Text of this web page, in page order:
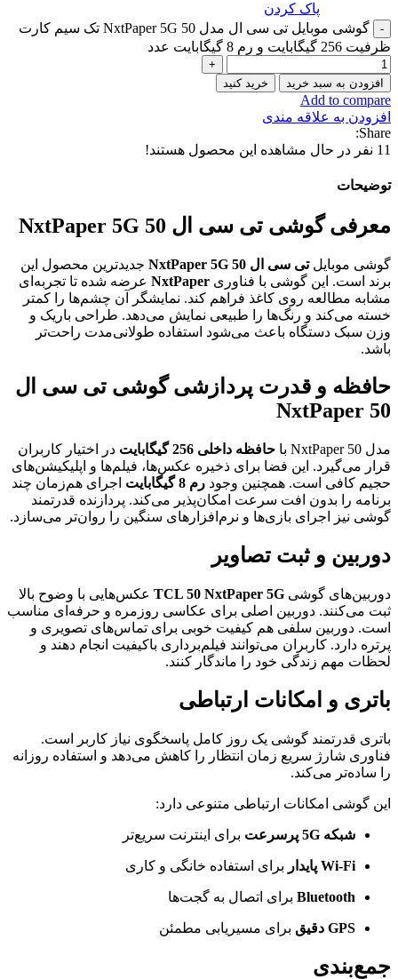
پاک کردن
گوشی موبایل تی سی ال مدل 50 NxtPaper 5G تک سیم کارت
ظرفیت 256 گیگابایت و رم 8 گیگابایت عدد
افزودن به سبد خرید خرید کنید
Add to compare
افزودن به علاقه مندی
Share:
11 نفر در حال مشاهده این محصول هستند!
توضیحات
معرفی گوشی تی سی ال 50 NxtPaper 5G
گوشی موبایلتی سی ال 50 NxtPaper 5G
جدیدترین محصول این
برند است. این گوشی با فناوری NxtPaper عرضه شده تا تجربه‌ای
مشابه مطالعه روی کاغذ فراهم کند. نمایشگر آن چشم‌ها را کمتر
خسته می‌کند و رنگ‌ها را طبیعی نمایش می‌دهد. طراحی باریک و
وزن سبک دستگاه باعث می‌شود استفاده طولانی‌مدت راحت‌تر
باشد.
حافظه و قدرت پردازشی گوشی تی سی ال
50 NxtPaper
مدل 50 NxtPaper با حافظه داخلی 256 گیگابایت
در اختیار کاربران
قرار می‌گیرد. این فضا برای ذخیره عکس‌ها، فیلم‌ها و اپلیکیشن‌های
حجیم کافی است. همچنین وجود رم 8 گیگابایت
اجرای هم‌زمان چند
برنامه را بدون افت سرعت امکان‌پذیر می‌کند. پردازنده قدرتمند
گوشی نیز اجرای بازی‌ها و نرم‌افزارهای سنگین را روان‌تر می‌سازد.
دوربین و ثبت تصاویر
دوربین‌های گوشی TCL 50 NxtPaper 5G عکس‌هایی با وضوح بالا
ثبت می‌کنند. دوربین اصلی برای عکاسی روزمره و حرفه‌ای مناسب
است. دوربین سلفی هم کیفیت خوبی برای تماس‌های تصویری و
پرتره دارد. کاربران می‌توانند فیلم‌برداری باکیفیت انجام دهند و
لحظات مهم زندگی خود را ماندگار کنند.
باتری و امکانات ارتباطی
باتری قدرتمند گوشی یک روز کامل پاسخگوی نیاز کاربر است.
فناوری شارژ سریع زمان انتظار را کاهش می‌دهد و استفاده روزانه
را ساده‌تر می‌کند.
این گوشی امکانات ارتباطی متنوعی دارد:
شبکه 5G پرسرعت برای اینترنت سریع‌تر
Wi-Fi پایدار برای استفاده خانگی و کاری
Bluetooth برای اتصال به گجت‌ها
GPS دقیق برای مسیریابی مطمئن
جمع‌بندی